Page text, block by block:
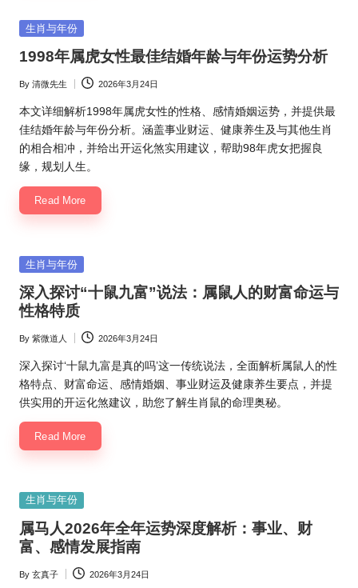
Posted
生肖与年份
1998年属虎女性最佳结婚年龄与年份运势分析
Posted
by
By 清微先生 2026年3月24日
本文详细解析1998年属虎女性的性格、感情婚姻运势，并提供最
佳结婚年龄与年份分析。涵盖事业财运、健康养生及与其他生肖
的相合相冲，并给出开运化煞实用建议，帮助98年虎女把握良
缘，规划人生。
Read More
Posted
生肖与年份
深入探讨“十鼠九富”说法：属鼠人的财富命运与
性格特质
Posted
by
By 紫微道人 2026年3月24日
深入探讨‘十鼠九富是真的吗’这一传统说法，全面解析属鼠人的性
格特点、财富命运、感情婚姻、事业财运及健康养生要点，并提
供实用的开运化煞建议，助您了解生肖鼠的命理奥秘。
Read More
Posted
生肖与年份
属马人2026年全年运势深度解析：事业、财
富、感情发展指南
Posted
By 玄真子 2026年3月24日